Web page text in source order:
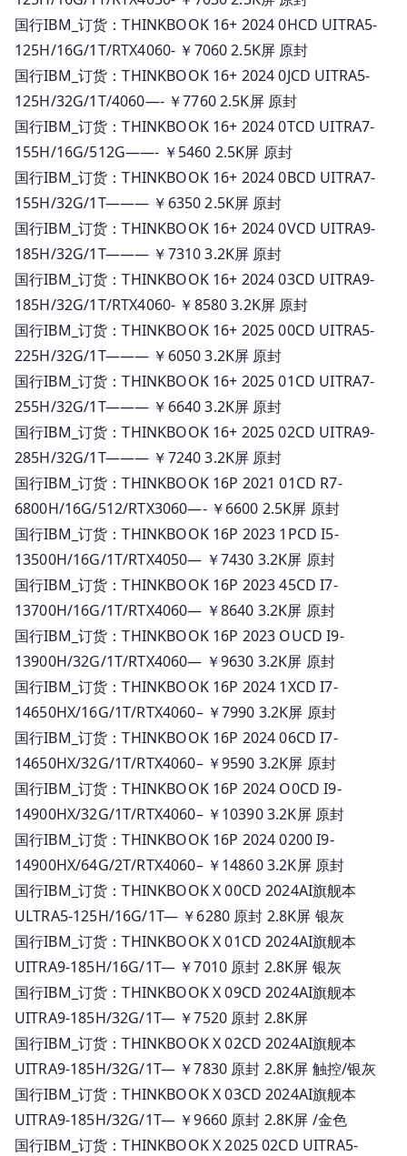
国行IBM_订货：THINKBOOK 16+ 2024 0HCD UITRA5-
125H/16G/1T/RTX4060- ￥7060 2.5K屏 原封
国行IBM_订货：THINKBOOK 16+ 2024 0JCD UITRA5-
125H/32G/1T/4060—- ￥7760 2.5K屏 原封
国行IBM_订货：THINKBOOK 16+ 2024 0TCD UITRA7-
155H/16G/512G——- ￥5460 2.5K屏 原封
国行IBM_订货：THINKBOOK 16+ 2024 0BCD UITRA7-
155H/32G/1T——— ￥6350 2.5K屏 原封
国行IBM_订货：THINKBOOK 16+ 2024 0VCD UITRA9-
185H/32G/1T——— ￥7310 3.2K屏 原封
国行IBM_订货：THINKBOOK 16+ 2024 03CD UITRA9-
185H/32G/1T/RTX4060- ￥8580 3.2K屏 原封
国行IBM_订货：THINKBOOK 16+ 2025 00CD UITRA5-
225H/32G/1T——— ￥6050 3.2K屏 原封
国行IBM_订货：THINKBOOK 16+ 2025 01CD UITRA7-
255H/32G/1T——— ￥6640 3.2K屏 原封
国行IBM_订货：THINKBOOK 16+ 2025 02CD UITRA9-
285H/32G/1T——— ￥7240 3.2K屏 原封
国行IBM_订货：THINKBOOK 16P 2021 01CD R7-
6800H/16G/512/RTX3060—- ￥6600 2.5K屏 原封
国行IBM_订货：THINKBOOK 16P 2023 1PCD I5-
13500H/16G/1T/RTX4050— ￥7430 3.2K屏 原封
国行IBM_订货：THINKBOOK 16P 2023 45CD I7-
13700H/16G/1T/RTX4060— ￥8640 3.2K屏 原封
国行IBM_订货：THINKBOOK 16P 2023 OUCD I9-
13900H/32G/1T/RTX4060— ￥9630 3.2K屏 原封
国行IBM_订货：THINKBOOK 16P 2024 1XCD I7-
14650HX/16G/1T/RTX4060– ￥7990 3.2K屏 原封
国行IBM_订货：THINKBOOK 16P 2024 06CD I7-
14650HX/32G/1T/RTX4060– ￥9590 3.2K屏 原封
国行IBM_订货：THINKBOOK 16P 2024 O0CD I9-
14900HX/32G/1T/RTX4060– ￥10390 3.2K屏 原封
国行IBM_订货：THINKBOOK 16P 2024 0200 I9-
14900HX/64G/2T/RTX4060– ￥14860 3.2K屏 原封
国行IBM_订货：THINKBOOK X 00CD 2024AI旗舰本
ULTRA5-125H/16G/1T— ￥6280 原封 2.8K屏 银灰
国行IBM_订货：THINKBOOK X 01CD 2024AI旗舰本
UITRA9-185H/16G/1T— ￥7010 原封 2.8K屏 银灰
国行IBM_订货：THINKBOOK X 09CD 2024AI旗舰本
UITRA9-185H/32G/1T— ￥7520 原封 2.8K屏
国行IBM_订货：THINKBOOK X 02CD 2024AI旗舰本
UITRA9-185H/32G/1T— ￥7830 原封 2.8K屏 触控/银灰
国行IBM_订货：THINKBOOK X 03CD 2024AI旗舰本
UITRA9-185H/32G/1T— ￥9660 原封 2.8K屏 /金色
国行IBM_订货：THINKBOOK X 2025 02CD UITRA5-